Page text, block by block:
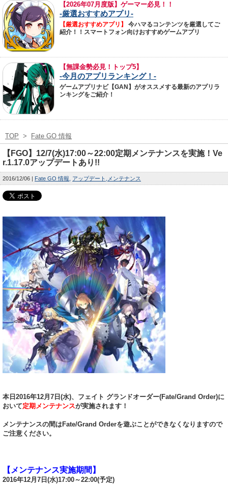
【2026年07月度版】ゲーマー必見！！
-厳選おすすめアプリ-
【厳選おすすめアプリ】
今ハマるコンテンツを厳選してご
紹介！！スマートフォン向けおすすめゲームアプリ
【無課金勢必見！トップ5】
-今月のアプリランキング！-
ゲームアプリナビ【GAN】がオススメする最新のアプリラ
ンキングをご紹介！
TOP > Fate GO 情報
【FGO】12/7(水)17:00～22:00定期メンテナンスを実施！Ve
r.1.17.0アップデートあり!!
2016/12/06 Fate GO 情報 アップデート メンテナンス
本日2016年12月7日(水)、フェイト グランドオーダー(Fate/Grand Order)に
おいて定期メンテナンスが実施されます！
メンテナンスの間はFate/Grand Orderを遊ぶことができなくなりますので
ご注意ください。
【メンテナンス実施期間】
2016年12月7日(水)17:00～22:00(予定)